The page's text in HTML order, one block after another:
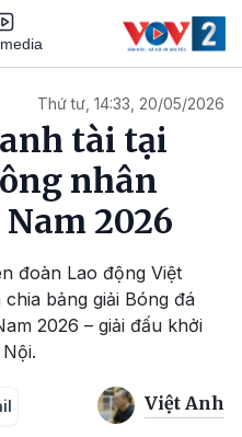
Thứ tư, 14:33, 20/05/2026
tài tại
nhân
2026
đoàn Lao động Việt
bảng giải Bóng đá
2026 – giải đấu khởi
Việt Anh